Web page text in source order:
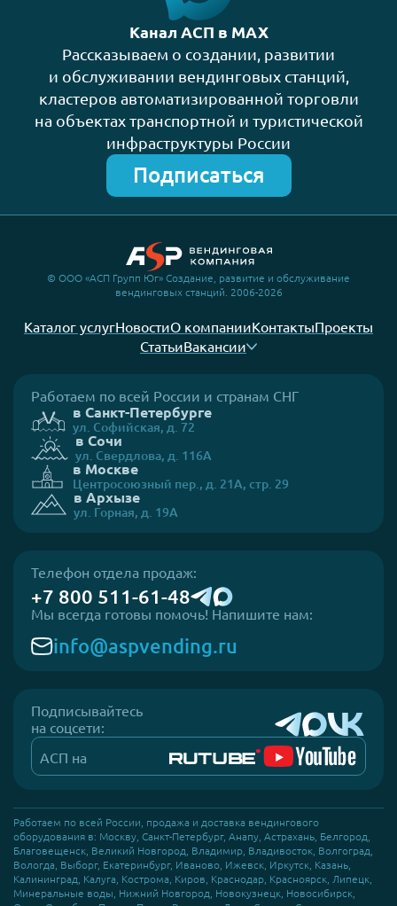
Канал АСП в MAX
Рассказываем о создании, развитии
и обслуживании вендинговых станций,
кластеров автоматизированной торговли
на объектах транспортной и туристической
инфраструктуры России
Подписаться
© ООО «АСП Групп Юг» Создание, развитие и обслуживание
вендинговых станций. 2006-2026
Каталог услугНовостиО компанииКонтактыПроекты
СтатьиВакансии
Работаем по всей России и странам СНГ
в Санкт-Петербурге
ул. Софийская, д. 72
в Сочи
ул. Свердлова, д. 116А
в Москве
Центросоюзный пер., д. 21А, стр. 29
в Архызе
ул. Горная, д. 19А
Телефон отдела продаж:
+7 800 511-61-48
Мы всегда готовы помочь! Напишите нам:
info@aspvending.ru
Подписывайтесь
на соцсети:
АСП на
Работаем по всей России, продажа и доставка вендингового
оборудования в: Москву, Санкт-Петербург, Анапу, Астрахань, Белгород,
Благовещенск, Великий Новгород, Владимир, Владивосток, Волгоград,
Вологда, Выборг, Екатеринбург, Иваново, Ижевск, Иркутск, Казань,
Калининград, Калуга, Кострома, Киров, Краснодар, Красноярск, Липецк,
Минеральные воды, Нижний Новгород, Новокузнецк, Новосибирск,